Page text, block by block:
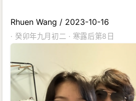
Rhuen Wang / 2023-10-16
· 癸卯年九月初二 · 寒露后第8日